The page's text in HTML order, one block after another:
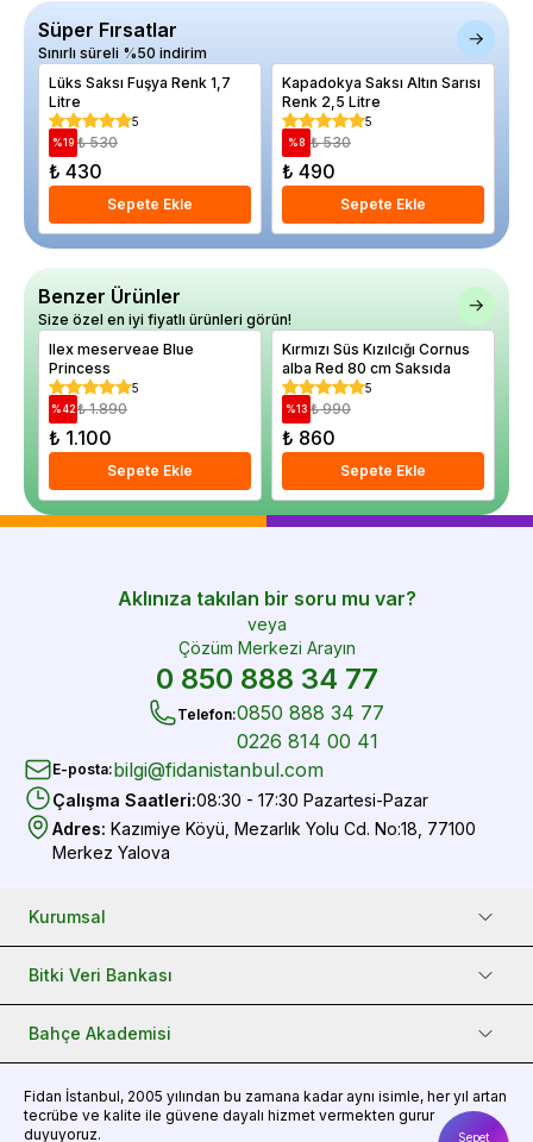
Sepet
Süper Fırsatlar
Sınırlı süreli %50 indirim
Lüks Saksı Fuşya Renk 1,7
Litre
5
%19 ₺ 530
₺ 430
Sepete Ekle
Kapadokya Saksı Altın Sarısı
Renk 2,5 Litre
5
% 8 ₺ 530
₺ 490
Sepete Ekle
Benzer Ürünler
Size özel en iyi fiyatlı ürünleri görün!
Ilex meserveae Blue
Princess
5
%42 ₺ 1.890
₺ 1.100
Sepete Ekle
Kırmızı Süs Kızılcığı Cornus
alba Red 80 cm Saksıda
5
%13 ₺ 990
₺ 860
Sepete Ekle
Aklınıza takılan bir soru mu var?
veya
Çözüm Merkezi Arayın
0 850 888 34 77
Telefon:0850 888 34 77
0226 814 00 41
E-posta:bilgi@fidanistanbul.com
Çalışma Saatleri:08:30 - 17:30 Pazartesi-Pazar
Adres: Kazımiye Köyü, Mezarlık Yolu Cd. No:18, 77100
Merkez Yalova
Kurumsal
Bitki Veri Bankası
Bahçe Akademisi
Fidan İstanbul, 2005 yılından bu zamana kadar aynı isimle, her yıl artan
tecrübe ve kalite ile güvene dayalı hizmet vermekten gurur
duyuyoruz.